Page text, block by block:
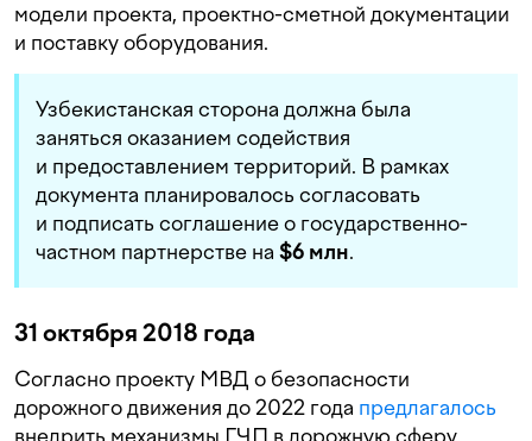
модели проекта, проектно-сметной документации
и поставку оборудования.
Узбекистанская сторона должна была
заняться оказанием содействия
и предоставлением территорий. В рамках
документа планировалось согласовать
и подписать соглашение о государственно-
частном партнерстве на $6 млн.
31 октября 2018 года
Согласно проекту МВД о безопасности
дорожного движения до 2022 года предлагалось